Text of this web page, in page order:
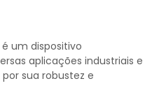
é um dispositivo
aplicações industriais e
sua robustez e